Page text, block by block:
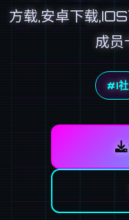
方载,安卓下载
成员
#I社